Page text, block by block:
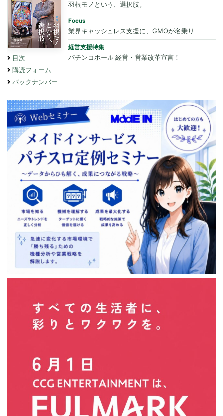
目次
購読フォーム
バックナンバー
羽根モノという、選択肢。
Focus
業界キャッシュレス支援に、GMOが名乗り
経営支援特集
パチンコホール 経営・営業改革宣言！